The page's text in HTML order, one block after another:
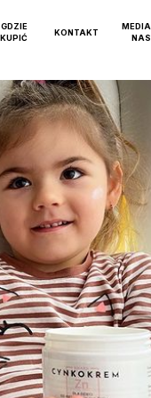
GDZIE
KUPIĆ
KONTAKT
NAS